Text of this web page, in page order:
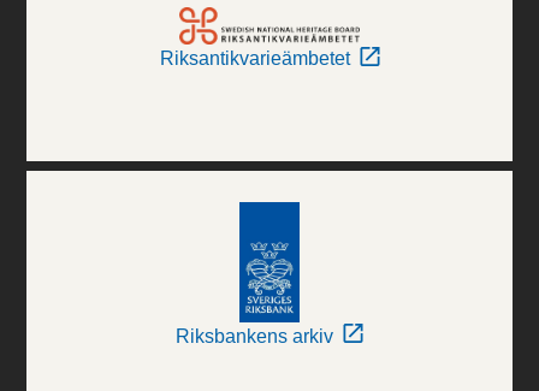
Riksantikvarieämbetet
Riksbankens arkiv